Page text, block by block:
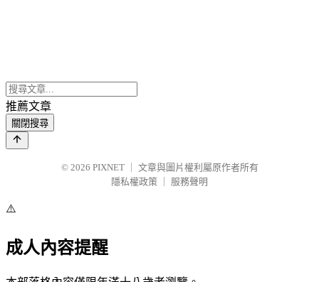
推薦文章
關閉搜尋
© 2026 PIXNET
文章與圖片權利屬原作者所有
隱私權政策
服務聲明
⚠️
成人內容提醒